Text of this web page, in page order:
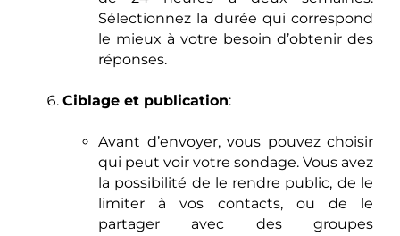
Sélectionnez la durée qui correspond
le mieux à votre besoin d’obtenir des
réponses.
Ciblage et publication:
Avant d’envoyer, vous pouvez choisir
qui peut voir votre sondage. Vous avez
la possibilité de le rendre public, de le
limiter à vos contacts, ou de le
partager avec des groupes